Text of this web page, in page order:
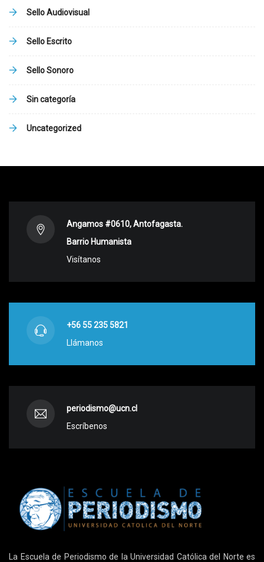
Sello Audiovisual
Sello Escrito
Sello Sonoro
Sin categoría
Uncategorized
Angamos #0610, Antofagasta.
Barrio Humanista
Visítanos
+56 55 235 5821
Llámanos
periodismo@ucn.cl
Escríbenos
La Escuela de Periodismo de la Universidad Católica del Norte es